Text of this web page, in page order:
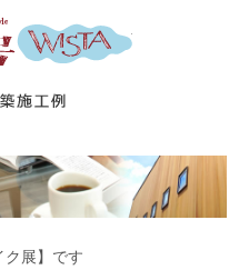
くり
リー
ク展】です